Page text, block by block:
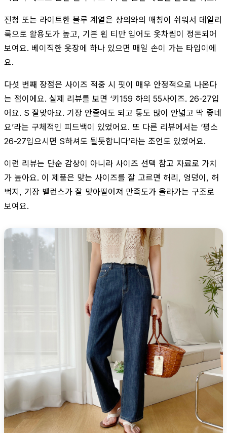
진청 또는 라이트한 블루 계열은 상의와의 매칭이 쉬워서 데일리
룩으로 활용도가 높고, 기본 흰 티만 입어도 옷차림이 정돈되어
보여요. 베이직한 옷장에 하나 있으면 매일 손이 가는 타입이에
요.
다섯 번째 장점은 사이즈 적중 시 핏이 매우 안정적으로 나온다
는 점이에요. 실제 리뷰를 보면 ‘키159 하의 55사이즈. 26-27입
어요. S 잘맞아요. 기장 안줄여도 되고 통도 많이 안넓고 딱 좋네
요’라는 구체적인 피드백이 있었어요. 또 다른 리뷰에서는 ‘평소
26-27입으시면 S하셔도 될듯합니다’라는 조언도 있었어요.
이런 리뷰는 단순 감상이 아니라 사이즈 선택 참고 자료로 가치
가 높아요. 이 제품은 맞는 사이즈를 잘 고르면 허리, 엉덩이, 허
벅지, 기장 밸런스가 잘 맞아떨어져 만족도가 올라가는 구조로
보여요.